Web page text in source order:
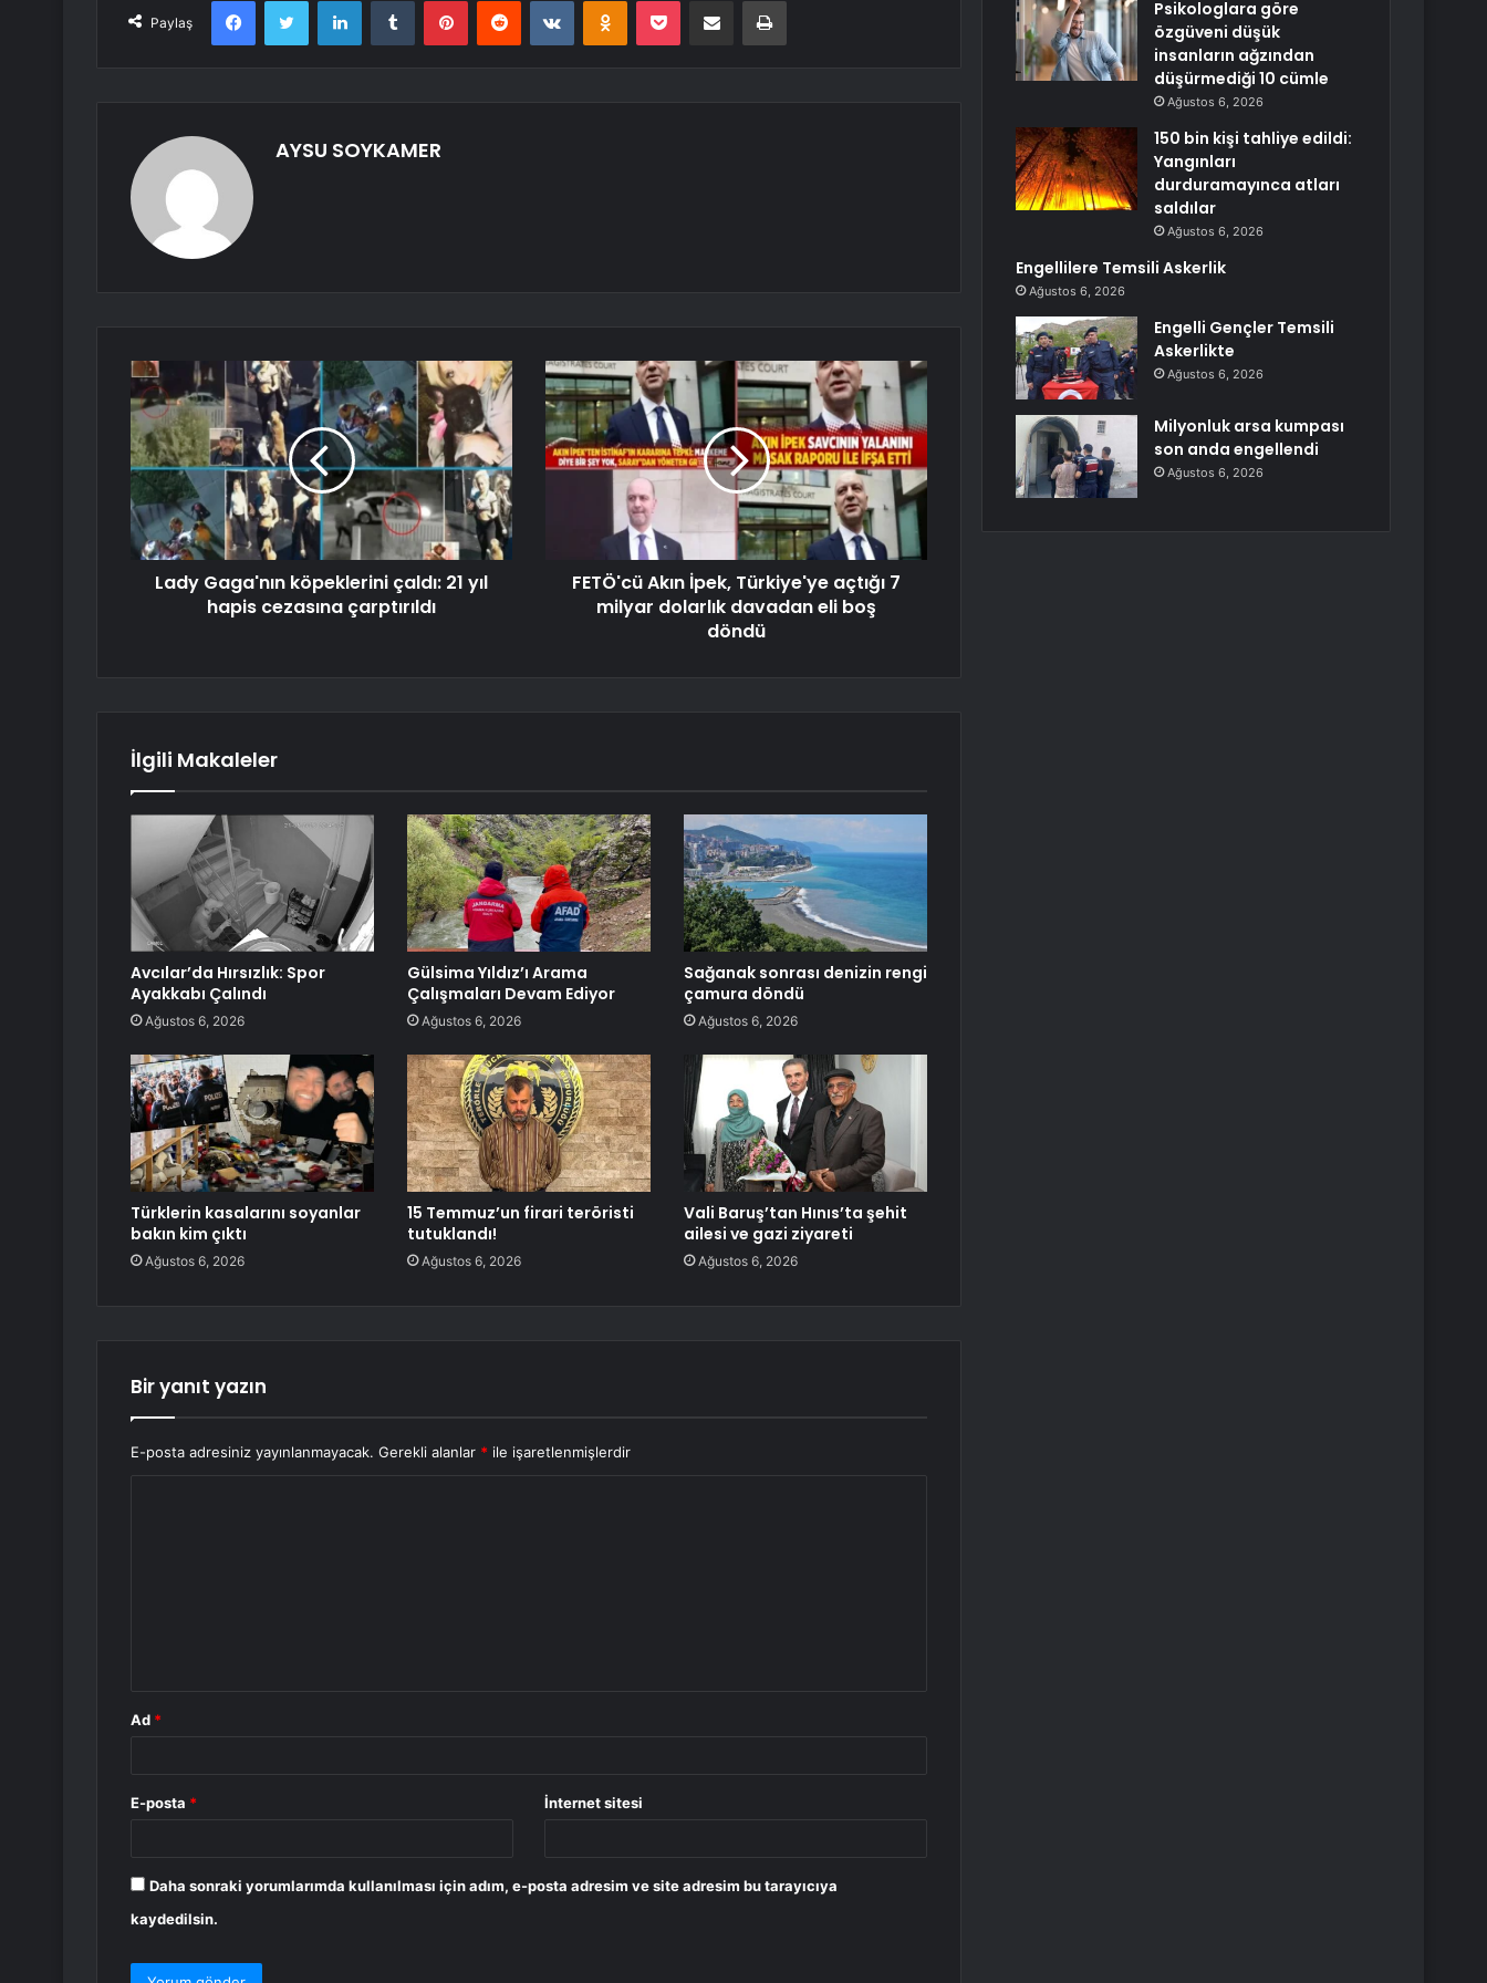
Paylaş
AYSU SOYKAMER
Lady Gaga'nın köpeklerini çaldı: 21 yıl
hapis cezasına çarptırıldı
FETÖ'cü Akın İpek, Türkiye'ye açtığı 7
milyar dolarlık davadan eli boş
döndü
İlgili Makaleler
Avcılar’da Hırsızlık: Spor
Ayakkabı Çalındı
Ağustos 6, 2026
Gülsima Yıldız’ı Arama
Çalışmaları Devam Ediyor
Ağustos 6, 2026
Sağanak sonrası denizin rengi
çamura döndü
Ağustos 6, 2026
Türklerin kasalarını soyanlar
bakın kim çıktı
Ağustos 6, 2026
15 Temmuz’un firari teröristi
tutuklandı!
Ağustos 6, 2026
Vali Baruş’tan Hınıs’ta şehit
ailesi ve gazi ziyareti
Ağustos 6, 2026
Bir yanıt yazın
E-posta adresiniz yayınlanmayacak. Gerekli alanlar * ile işaretlenmişlerdir
Ad *
E-posta * İnternet sitesi
Daha sonraki yorumlarımda kullanılması için adım, e-posta adresim ve site adresim bu tarayıcıya
kaydedilsin.
Psikologlara göre
özgüveni düşük
insanların ağzından
düşürmediği 10 cümle
Ağustos 6, 2026
150 bin kişi tahliye edildi:
Yangınları
durduramayınca atları
saldılar
Ağustos 6, 2026
Engellilere Temsili Askerlik
Ağustos 6, 2026
Engelli Gençler Temsili
Askerlikte
Ağustos 6, 2026
Milyonluk arsa kumpası
son anda engellendi
Ağustos 6, 2026